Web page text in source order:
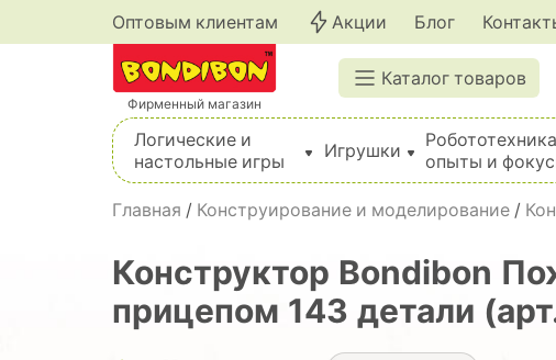
Оптовым клиентам Акции Блог
Фирменный магазин
Каталог товаров
Логические и
настольные игры
Игрушки
опыты и
Главная / Конструирование и моделирование /
Конструктор Bondibon
прицепом 143 детали